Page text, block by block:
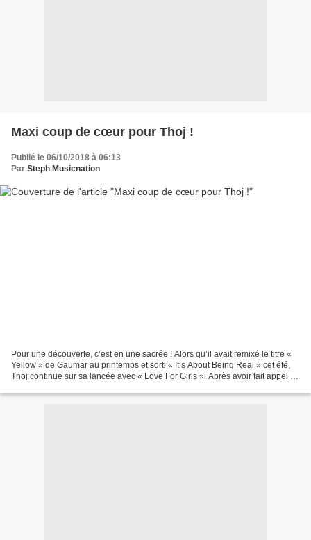
Maxi coup de cœur pour Thoj !
Publié le 06/10/2018 à 06:13
Par Steph Musicnation
Pour une découverte, c’est en une sacrée ! Alors qu’il avait remixé le titre «
Yellow » de Gaumar au printemps et sorti « It’s About Being Real » cet été,
Thoj continue sur sa lancée avec « Love For Girls ». Après avoir fait appel à